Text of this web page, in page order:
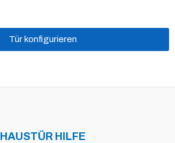
Tür konfigurieren
HAUSTÜR HILFE